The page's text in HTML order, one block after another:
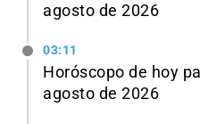
agosto de 2026
03:11
Horóscopo de hoy
agosto de 2026